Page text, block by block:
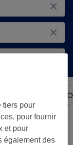
Yvelines
tiers pour
pour fournir
et pour
également des